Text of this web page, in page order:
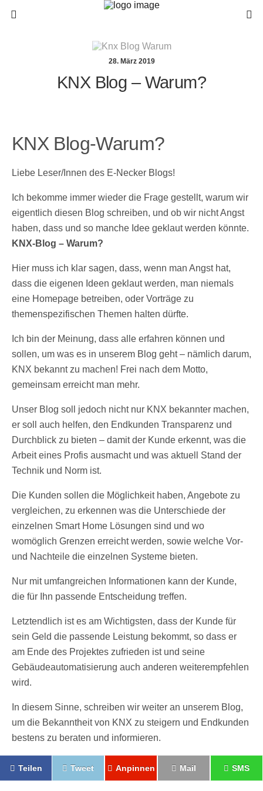
28. März 2019
KNX Blog – Warum?
KNX Blog-Warum?
Liebe Leser/Innen des E-Necker Blogs!
Ich bekomme immer wieder die Frage gestellt, warum wir
eigentlich diesen Blog schreiben, und ob wir nicht Angst
haben, dass und so manche Idee geklaut werden könnte.
KNX-Blog – Warum?
Hier muss ich klar sagen, dass, wenn man Angst hat,
dass die eigenen Ideen geklaut werden, man niemals
eine Homepage betreiben, oder Vorträge zu
themenspezifischen Themen halten dürfte.
Ich bin der Meinung, dass alle erfahren können und
sollen, um was es in unserem Blog geht – nämlich darum,
KNX bekannt zu machen! Frei nach dem Motto,
gemeinsam erreicht man mehr.
Unser Blog soll jedoch nicht nur KNX bekannter machen,
er soll auch helfen, den Endkunden Transparenz und
Durchblick zu bieten – damit der Kunde erkennt, was die
Arbeit eines Profis ausmacht und was aktuell Stand der
Technik und Norm ist.
Die Kunden sollen die Möglichkeit haben, Angebote zu
vergleichen, zu erkennen was die Unterschiede der
einzelnen Smart Home Lösungen sind und wo
womöglich Grenzen erreicht werden, sowie welche Vor-
und Nachteile die einzelnen Systeme bieten.
Nur mit umfangreichen Informationen kann der Kunde,
die für Ihn passende Entscheidung treffen.
Letztendlich ist es am Wichtigsten, dass der Kunde für
sein Geld die passende Leistung bekommt, so dass er
am Ende des Projektes zufrieden ist und seine
Gebäudeautomatisierung auch anderen weiterempfehlen
wird.
In diesem Sinne, schreiben wir weiter an unserem Blog,
um die Bekanntheit von KNX zu steigern und Endkunden
bestens zu beraten und informieren.
Teilen Tweet Anpinnen Mail SMS